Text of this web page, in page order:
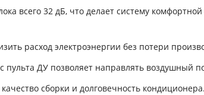
всего 32 дБ, что делает систему
расход электроэнергии без потери
пульта ДУ позволяет направлять воздушный
сборки и долговечность кондиционера.